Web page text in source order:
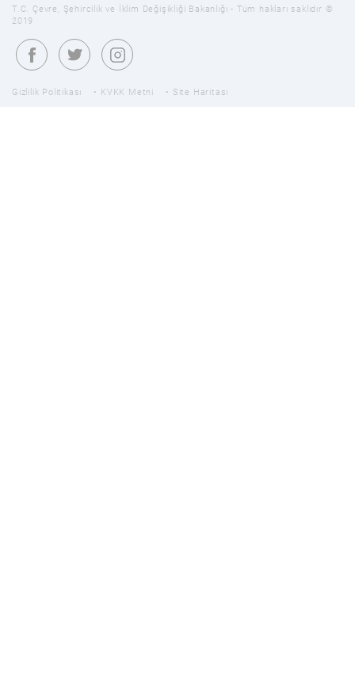
T.C. Çevre, Şehircilik ve İklim Değişikliği Bakanlığı - Tüm hakları saklıdır ©
2019
Gizlilik Politikası KVKK Metni Site Haritası